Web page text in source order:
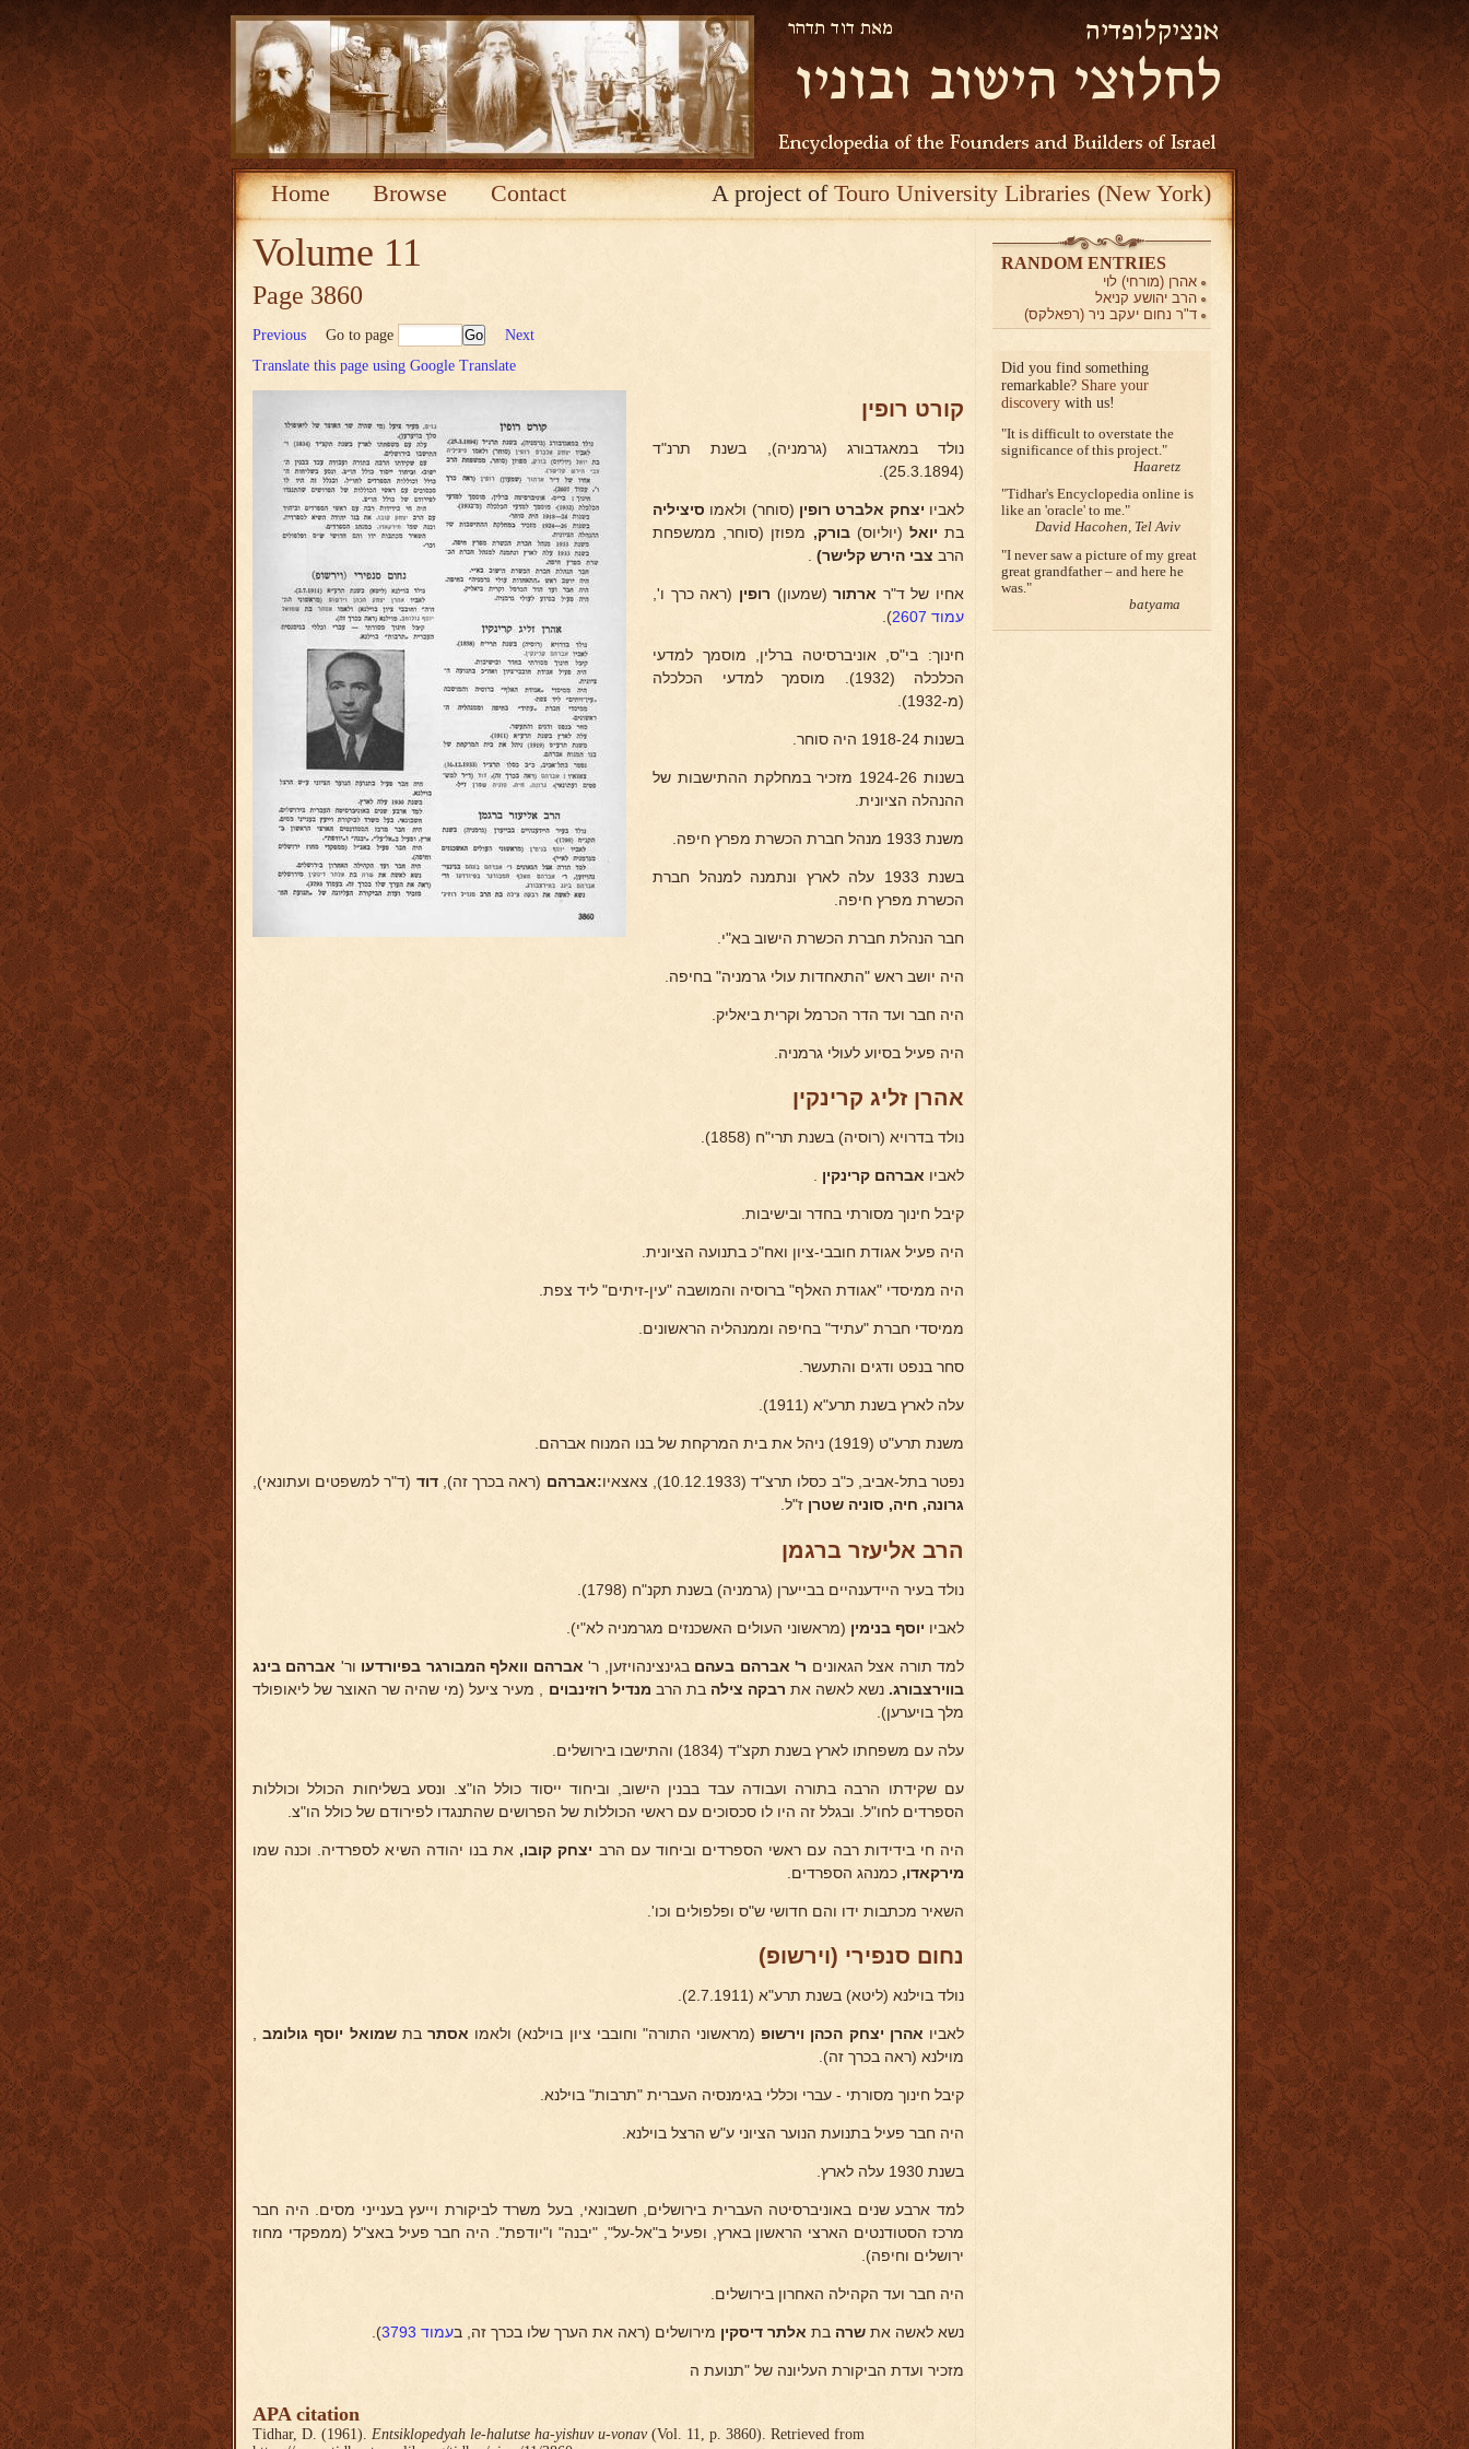
Home Browse Contact A project ofTouro University Libraries (New York)
Volume 11
Page 3860
Previous Go to page
Next
Translate this page using Google Translate
קורט רופין
נולד במאגדבורג (גרמניה), בשנת תרנ"ד
(25.3.1894).
לאביו יצחק אלברט רופין (סוחר) ולאמו סיציליה
בתיואל (יוליוס)בורק, מפוזן (סוחר, ממשפחת
הרב צבי הירש קלישר)
אחיו של ד"ר ארתור (שמעון) רופין (ראה כרך ו',
עמוד 2607
).
חינוך: בי"ס, אוניברסיטה ברלין, מוסמך למדעי
הכלכלה (1932). מוסמך למדעי הכלכלה
(מ-1932).
בשנות 1918-24 היה סוחר.
בשנות 1924-26 מזכיר במחלקת ההתישבות של
ההנהלה הציונית.
משנת 1933 מנהל חברת הכשרת מפרץ חיפה.
בשנת 1933 עלה לארץ ונתמנה למנהל חברת
הכשרת מפרץ חיפה.
חבר הנהלת חברת הכשרת הישוב בא"י.
היה יושב ראש "התאחדות עולי גרמניה" בחיפה.
היה חבר ועד הדר הכרמל וקרית ביאליק.
היה פעיל בסיוע לעולי גרמניה.
אהרן זליג קרינקין
נולד בדרויא (רוסיה) בשנת תרי"ח (1858).
לאביו אברהם קרינקין
קיבל חינוך מסורתי בחדר ובישיבות.
היה פעיל אגודת חובבי-ציון ואח"כ בתנועה הציונית.
היה ממיסדי "אגודת האלף" ברוסיה והמושבה "עין-זיתים" ליד צפת.
ממיסדי חברת "עתיד" בחיפה וממנהליה הראשונים.
סחר בנפט ודגים והתעשר.
עלה לארץ בשנת תרע"א (1911).
משנת תרע"ט (1919) ניהל את בית המרקחת של בנו המנוח אברהם.
נפטר בתל-אביב, כ"ב כסלו תרצ"ד (10.12.1933), צאצאיו :אברהם (ראה בכרך זה), דוד (ד"ר למשפטים ועתונאי),
גרונה, חיה, סוניה שטרן ז"ל.
הרב אליעזר ברגמן
נולד בעיר היידענהיים בבייערן (גרמניה) בשנת תקנ"ח (1798).
לאביו יוסף בנימין (מראשוני העולים האשכנזים מגרמניה לא"י).
למד תורה אצל הגאונים ר' אברהם בעהם בגינצינהויזען, ר' אברהם וואלף המבורגר בפיורדעו ור' אברהם בינג
בווירצבורג. נשא לאשה את רבקה צילה בת הרב מנדיל רוזינבוים , מעיר ציעל (מי שהיה שר האוצר של ליאופולד
מלך בויערען).
עלה עם משפחתו לארץ בשנת תקצ"ד (1834) והתישבו בירושלים.
עם שקידתו הרבה בתורה ועבודה עבד בבנין הישוב, וביחוד ייסוד כולל הו"צ. ונסע בשליחות הכולל וכוללות
הספרדים לחו"ל. ובגלל זה היו לו סכסוכים עם ראשי הכוללות של הפרושים שהתנגדו לפירודם של כולל הו"צ.
היה חי בידידות רבה עם ראשי הספרדים וביחוד עם הרב יצחק קובו, את בנו יהודה השיא לספרדיה. וכנה שמו
מירקאדו, כמנהג הספרדים.
השאיר מכתבות ידו והם חדושי ש"ס ופלפולים וכו'.
נחום סנפירי (וירשופ)
נולד בוילנא (ליטא) בשנת תרע"א (2.7.1911).
לאביו אהרן יצחק הכהן וירשופ (מראשוני התורה" וחובבי ציון בוילנא) ולאמו אסתר בת שמואל יוסף גולומב,
מוילנא (ראה בכרך זה).
קיבל חינוך מסורתי - עברי וכללי בגימנסיה העברית "תרבות" בוילנא.
היה חבר פעיל בתנועת הנוער הציוני ע"ש הרצל בוילנא.
בשנת 1930 עלה לארץ.
למד ארבע שנים באוניברסיטה העברית בירושלים, חשבונאי, בעל משרד לביקורת וייעץ בענייני מסים. היה חבר
מרכז הסטודנטים הארצי הראשון בארץ, ופעיל ב"אל-על", "יבנה" ו"יודפת". היה חבר פעיל באצ"ל (ממפקדי מחוז
ירושלים וחיפה).
היה חבר ועד הקהילה האחרון בירושלים.
נשא לאשה את שרה בת אלתר דיסקין מירושלים (ראה את הערך שלו בכרך זה, בעמוד 3793 ).
מזכיר ועדת הביקורת העליונה של "תנועת ה
APA citation
Tidhar, D. (1961). Entsiklopedyah le-halutse ha-yishuv u-vonav(Vol. 11, p. 3860). Retrieved from
RANDOM ENTRIES
אהרן (מורחי) לוי
הרב יהושע קניאל
ד"ר נחום יעקב ניר (רפאלקס)
Did you find something
remarkable? Share your
discovery with us!
It is difficult to overstate the
significance of this project.
Haaretz
Tidhar's Encyclopedia online is
like an 'oracle' to me.
David Hacohen, Tel Aviv
I never saw a picture of my great
great grandfather – and here he
was.
batyama